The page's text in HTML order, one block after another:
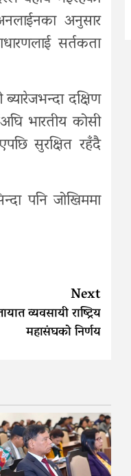
अनुसार
सर्तकता
दक्षिण
भारतीय कोसी
सुरक्षित रहँदै
पनि जोखिममा
Next
व्यवसायी राष्ट्रिय
महासंघको निर्णय